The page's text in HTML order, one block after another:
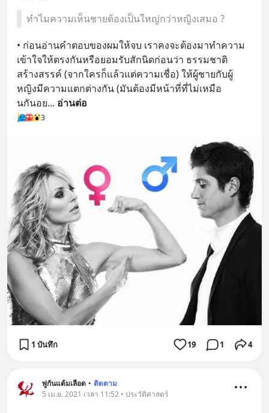
ทำไมความเห็นชายต้องเป็นใหญ่กว่าหญิงเสมอ ?
• ก่อนอ่านคำตอบของผมให้จบ เราคงจะต้องมาทำความ
เข้าใจให้ตรงกันหรือยอมรับสักนิดก่อนว่า ธรรมชาติ
สร้างสรรค์ (จากใครก็แล้วแต่ความเชื่อ) ให้ผู้ชายกับผู้
หญิงมีความแตกต่างกัน (มันต้องมีหน้าที่ที่ไม่เหมือ
นกันอย... อ่านต่อ
3
1 บันทึก 19 1 4
พู่กันแต้มเลือด • ติดตาม
5 เม.ย. 2021 เวลา 11:52 • ประวัติศาสตร์